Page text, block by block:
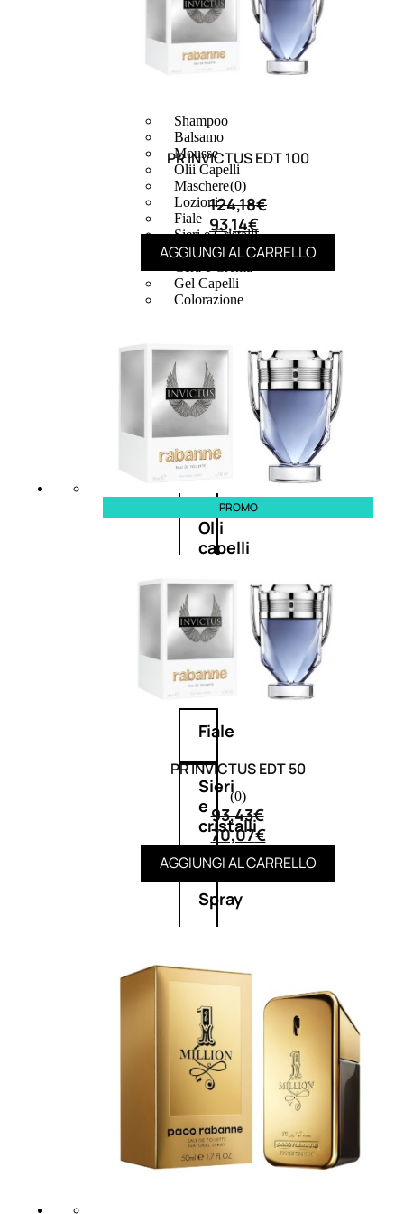
Shampoo
Balsamo
Mousse
Olii Capelli
Maschere
Lozioni
Fiale
Sieri e Cristalli
Spray
Cera e Crema
Gel Capelli
Colorazione
Shampoo
Balsamo
Mousse
Olii
capelli
Maschere
Lozioni
Fiale
Sieri
e
cristalli
Spray
e
Gel
capelli
Colorazione
PR INVICTUS EDT 100
(0)
124,18€
93,14€
AGGIUNGI AL CARRELLO
PROMO
PR INVICTUS EDT 50
(0)
93,43€
70,07€
AGGIUNGI AL CARRELLO